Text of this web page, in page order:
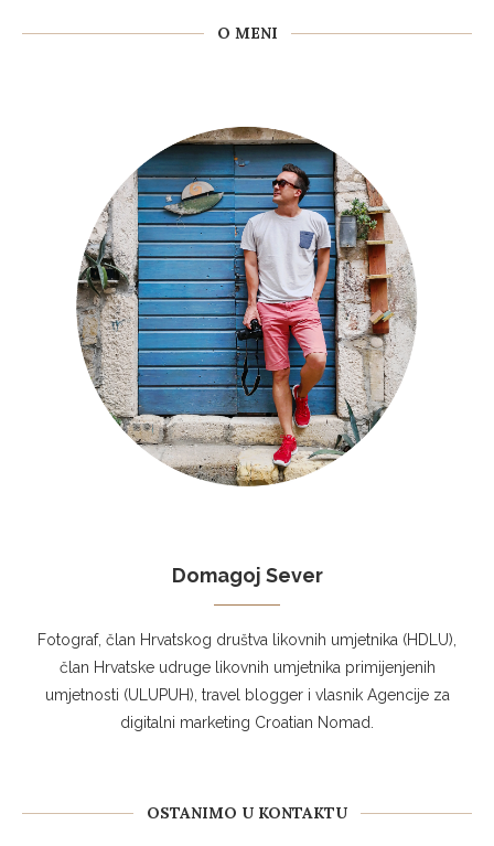
O MENI
Domagoj Sever
Fotograf, član Hrvatskog društva likovnih umjetnika (HDLU),
član Hrvatske udruge likovnih umjetnika primijenjenih
umjetnosti (ULUPUH), travel blogger i vlasnik Agencije za
digitalni marketing Croatian Nomad.
OSTANIMO U KONTAKTU